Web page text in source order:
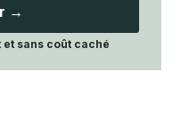
→
sans coût caché